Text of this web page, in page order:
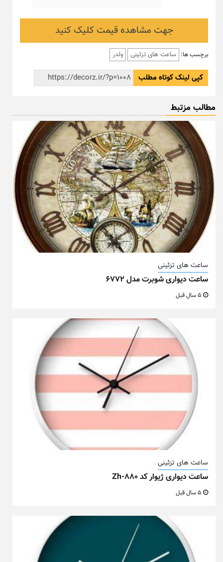
جهت مشاهده قیمت کلیک کنید
برچسب ها: ساعت های تزئینی ولدر
کپی لینک کوتاه مطلب
مطالب مزتبط
ساعت های تزئینی
ساعت دیواری شوبرت مدل ۶۷۷۲
ساعت های تزئینی
ساعت دیواری ژیوار کد Zh-880